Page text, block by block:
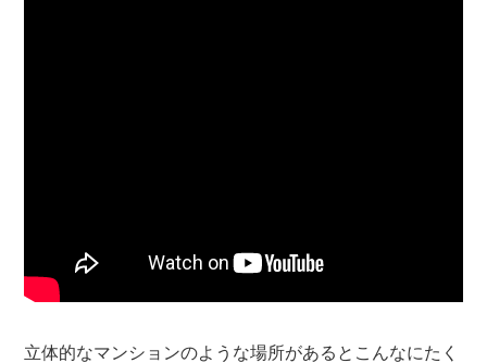
立体的なマンションのような場所があるとこんなにたく